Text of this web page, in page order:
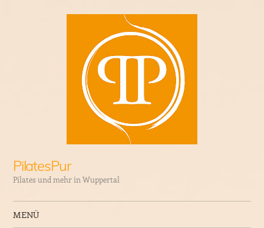
PilatesPur
Pilates und mehr in Wuppertal
MENÜ